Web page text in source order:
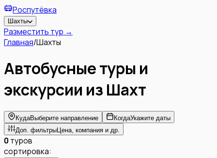
Роспутёвка
Шахты
Разместить тур →
Главная/Шахты
Автобусные туры и
экскурсии из Шахт
КудаВыберите направление КогдаУкажите даты
Доп. фильтры Цена, компания и др.
0 туров
сортировка: